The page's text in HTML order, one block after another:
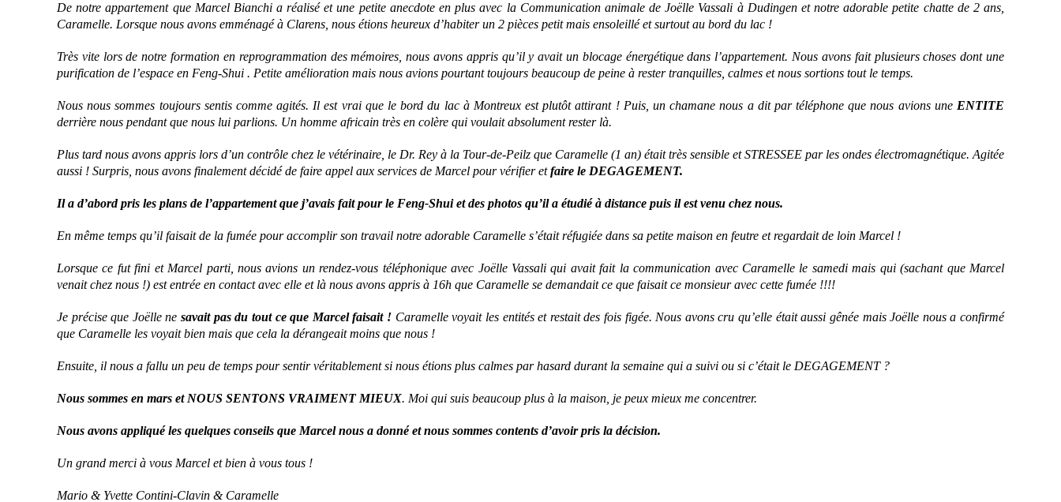
De notre appartement que Marcel Bianchi a réalisé et une petite anecdote en plus avec la Communication animale de Joëlle Vassali à Dudingen et notre adorable petite chatte de 2 ans,
Caramelle. Lorsque nous avons emménagé à Clarens, nous étions heureux d’habiter un 2 pièces petit mais ensoleillé et surtout au bord du lac !
Très vite lors de notre formation en reprogrammation des mémoires, nous avons appris qu’il y avait un blocage énergétique dans l’appartement. Nous avons fait plusieurs choses dont une
purification de l’espace en Feng-Shui . Petite amélioration mais nous avions pourtant toujours beaucoup de peine à rester tranquilles, calmes et nous sortions tout le temps.
Nous nous sommes toujours sentis comme agités. Il est vrai que le bord du lac à Montreux est plutôt attirant ! Puis, un chamane nous a dit par téléphone que nous avions une ENTITE
derrière nous pendant que nous lui parlions. Un homme africain très en colère qui voulait absolument rester là.
Plus tard nous avons appris lors d’un contrôle chez le vétérinaire, le Dr. Rey à la Tour-de-Peilz que Caramelle (1 an) était très sensible et STRESSEE par les ondes électromagnétique. Agitée
aussi ! Surpris, nous avons finalement décidé de faire appel aux services de Marcel pour vérifier etfaire le DEGAGEMENT.
Il a d’abord pris les plans de l’appartement que j’avais fait pour le Feng-Shui et des photos qu’il a étudié à distance puis il est venu chez nous.
En même temps qu’il faisait de la fumée pour accomplir son travail notre adorable Caramelle s’était réfugiée dans sa petite maison en feutre et regardait de loin Marcel !
Lorsque ce fut fini et Marcel parti, nous avions un rendez-vous téléphonique avec Joëlle Vassali qui avait fait la communication avec Caramelle le samedi mais qui (sachant que Marcel
venait chez nous !) est entrée en contact avec elle et là nous avons appris à 16h que Caramelle se demandait ce que faisait ce monsieur avec cette fumée !!!!
Je précise que Joëlle nesavait pas du tout ce que Marcel faisait ! Caramelle voyait les entités et restait des fois figée. Nous avons cru qu’elle était aussi gênée mais Joëlle nous a confirmé
que Caramelle les voyait bien mais que cela la dérangeait moins que nous !
Ensuite, il nous a fallu un peu de temps pour sentir véritablement si nous étions plus calmes par hasard durant la semaine qui a suivi ou si c’était le DEGAGEMENT ?
Nous sommes en mars et NOUS SENTONS VRAIMENT MIEUX. Moi qui suis beaucoup plus à la maison, je peux mieux me concentrer.
Nous avons appliqué les quelques conseils que Marcel nous a donné et nous sommes contents d’avoir pris la décision.
Un grand merci à vous Marcel et bien à vous tous !
Mario & Yvette Contini-Clavin & Caramelle